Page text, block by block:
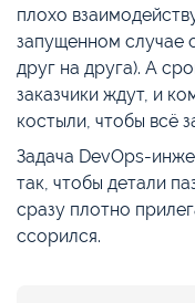
плохо
запущенном случае
друг на друга). А
заказчики ждут, и
костыли, чтобы всё
Задача DevOps-
так, чтобы детали
сразу плотно
ссорился.